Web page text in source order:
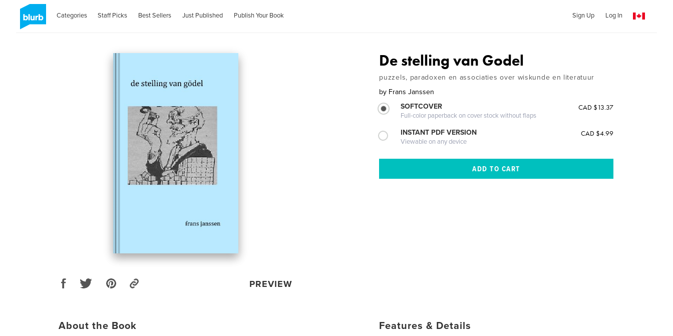
Categories Staff Picks Best Sellers Just Published Publish Your Book Sign Up Log In
PREVIEW
De stelling van Godel
puzzels, paradoxen en associaties over wiskunde en literatuur
by Frans Janssen
SOFTCOVER
Full-color paperback on cover stock without flaps
CAD $13.37
INSTANT PDF VERSION
Viewable on any device
CAD $4.99
About the Book Features & Details